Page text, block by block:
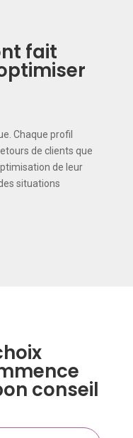
fait
Chaque profil
de clients que
de leur
situations
conseil